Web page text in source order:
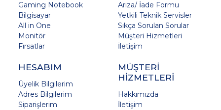
Gaming Notebook
Bilgisayar
All in One
Monitör
Fırsatlar
Arıza/ İade Formu
Yetkili Teknik Servisler
Sıkça Sorulan Sorular
Müşteri Hizmetleri
İletişim
HESABIM
Üyelik Bilgilerim
Adres Bilgilerim
Siparişlerim
MÜŞTERİ
HİZMETLERİ
Hakkımızda
İletişim